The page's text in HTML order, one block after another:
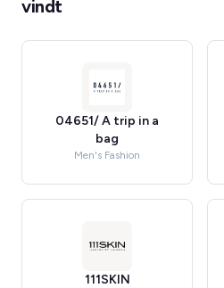
vindt
04651/ A trip in a
bag
Men's Fashion
111SKIN